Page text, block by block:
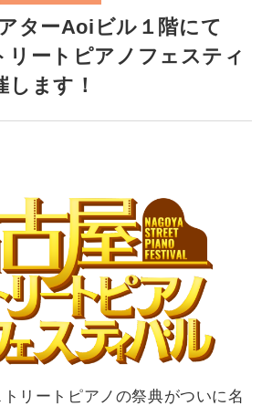
主催イベント
ントカレンダー
貸館情報
くあるご質問
アクセス
ターAoiビル１階にて
リートピアノフェスティ
ます！
リートピアノの祭典がついに名